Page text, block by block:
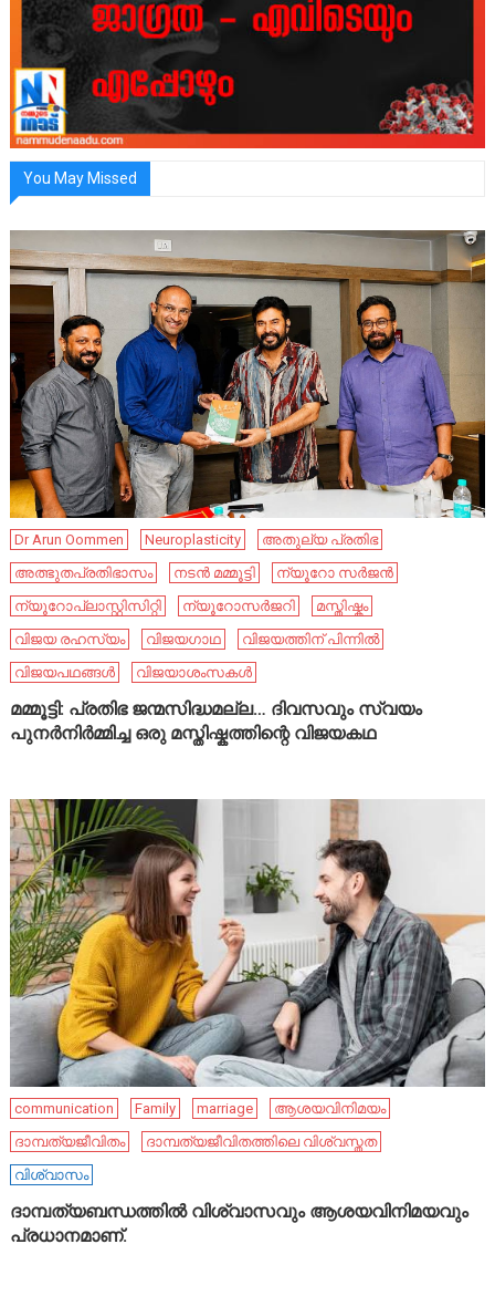
You May Missed
Dr Arun Oommen Neuroplasticity
അതുല്യ പ്രതിഭ
അത്ഭുതപ്രതിഭാസം
നടൻ മമ്മൂട്ടി
ന്യൂറോ സർജൻ
ന്യൂറോപ്ലാസ്റ്റിസിറ്റി
ന്യൂറോസർജറി
മസ്തിഷ്കം
വിജയ രഹസ്യം
വിജയഗാഥ
വിജയത്തിന് പിന്നിൽ
വിജയപഥങ്ങൾ
വിജയാശംസകൾ
മമ്മൂട്ടി: പ്രതിഭ ജന്മസിദ്ധമല്ല… ദിവസവും സ്വയം
പുനർനിർമ്മിച്ച ഒരു മസ്തിഷ്കത്തിന്റെ വിജയകഥ
communication Family marriage
ആശയവിനിമയം
ദാമ്പത്യജീവിതം
ദാമ്പത്യജീവിതത്തിലെ വിശ്വസ്തത
വിശ്വാസം
ദാമ്പത്യബന്ധത്തിൽ വിശ്വാസവും ആശയവിനിമയവും
പ്രധാനമാണ്.